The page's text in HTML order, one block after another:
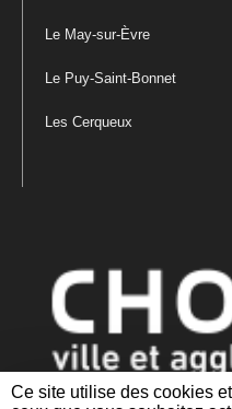
Ce site utilise des cookies
Le May-sur-Èvre
Le Puy-Saint-Bonnet
Les Cerqueux